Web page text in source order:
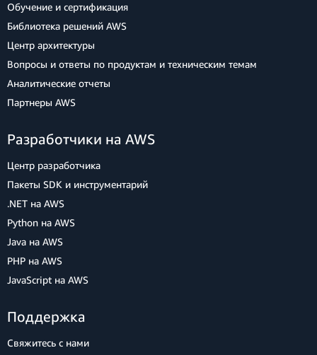
Обучение и сертификация
Библиотека решений AWS
Центр архитектуры
Вопросы и ответы по продуктам и техническим темам
Аналитические отчеты
Партнеры AWS
Разработчики на AWS
Центр разработчика
Пакеты SDK и инструментарий
.NET на AWS
Python на AWS
Java на AWS
PHP на AWS
JavaScript на AWS
Поддержка
Свяжитесь с нами